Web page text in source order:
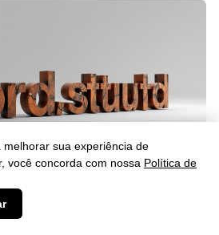
melhorar sua experiência de
você concorda com nossa Política de
Entenda o Uso da Palavra